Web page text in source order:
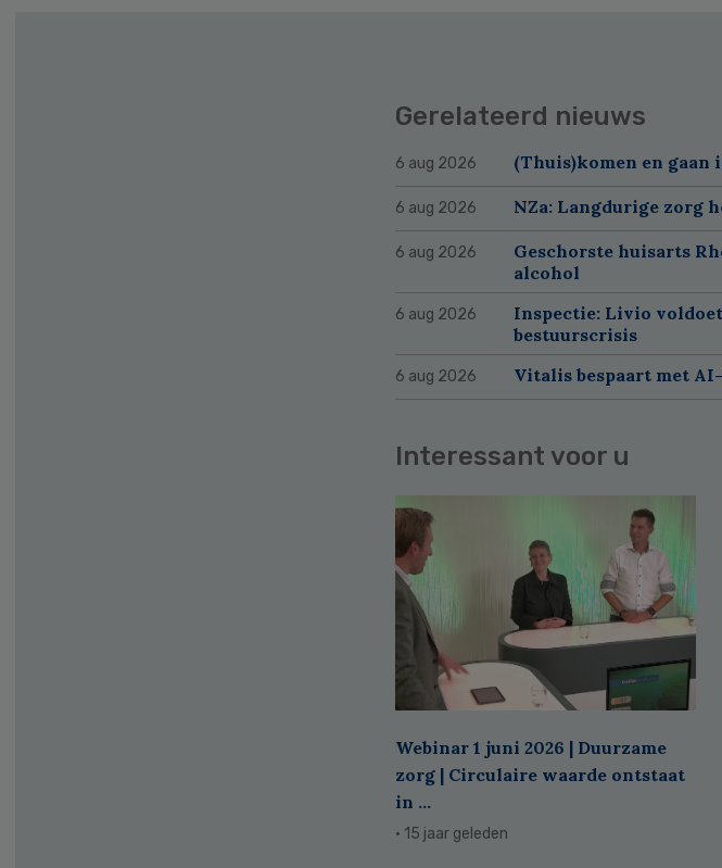
Gerelateerd nieuws
6 aug 2026 (Thuis)komen en gaan
6 aug 2026 NZa: Langdurige zorg
6 aug 2026
Geschorste huisarts
alcohol
6 aug 2026
Inspectie: Livio
bestuurscrisis
6 aug 2026 Vitalis bespaart met
Interessant voor u
Webinar 1 juni 2026 | Duurzame
zorg | Circulaire waarde ontstaat
in ...
· 15 jaar geleden